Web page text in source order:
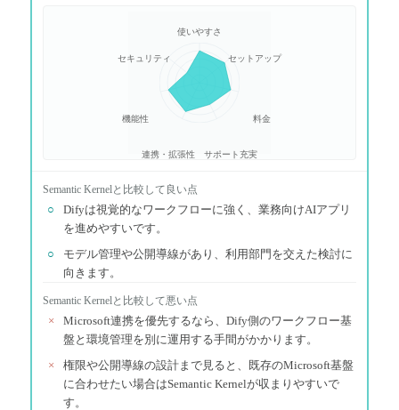
使いやすさ
セットアップ
料金
サポート充実
連携・拡張性
機能性
セキュリティ
Semantic Kernelと比較して良い点
○
Difyは視覚的なワークフローに強く、業務向けAIアプリ
を進めやすいです。
○
モデル管理や公開導線があり、利用部門を交えた検討に
向きます。
Semantic Kernelと比較して悪い点
×
Microsoft連携を優先するなら、Dify側のワークフロー基
盤と環境管理を別に運用する手間がかかります。
×
権限や公開導線の設計まで見ると、既存のMicrosoft基盤
に合わせたい場合はSemantic Kernelが収まりやすいで
す。